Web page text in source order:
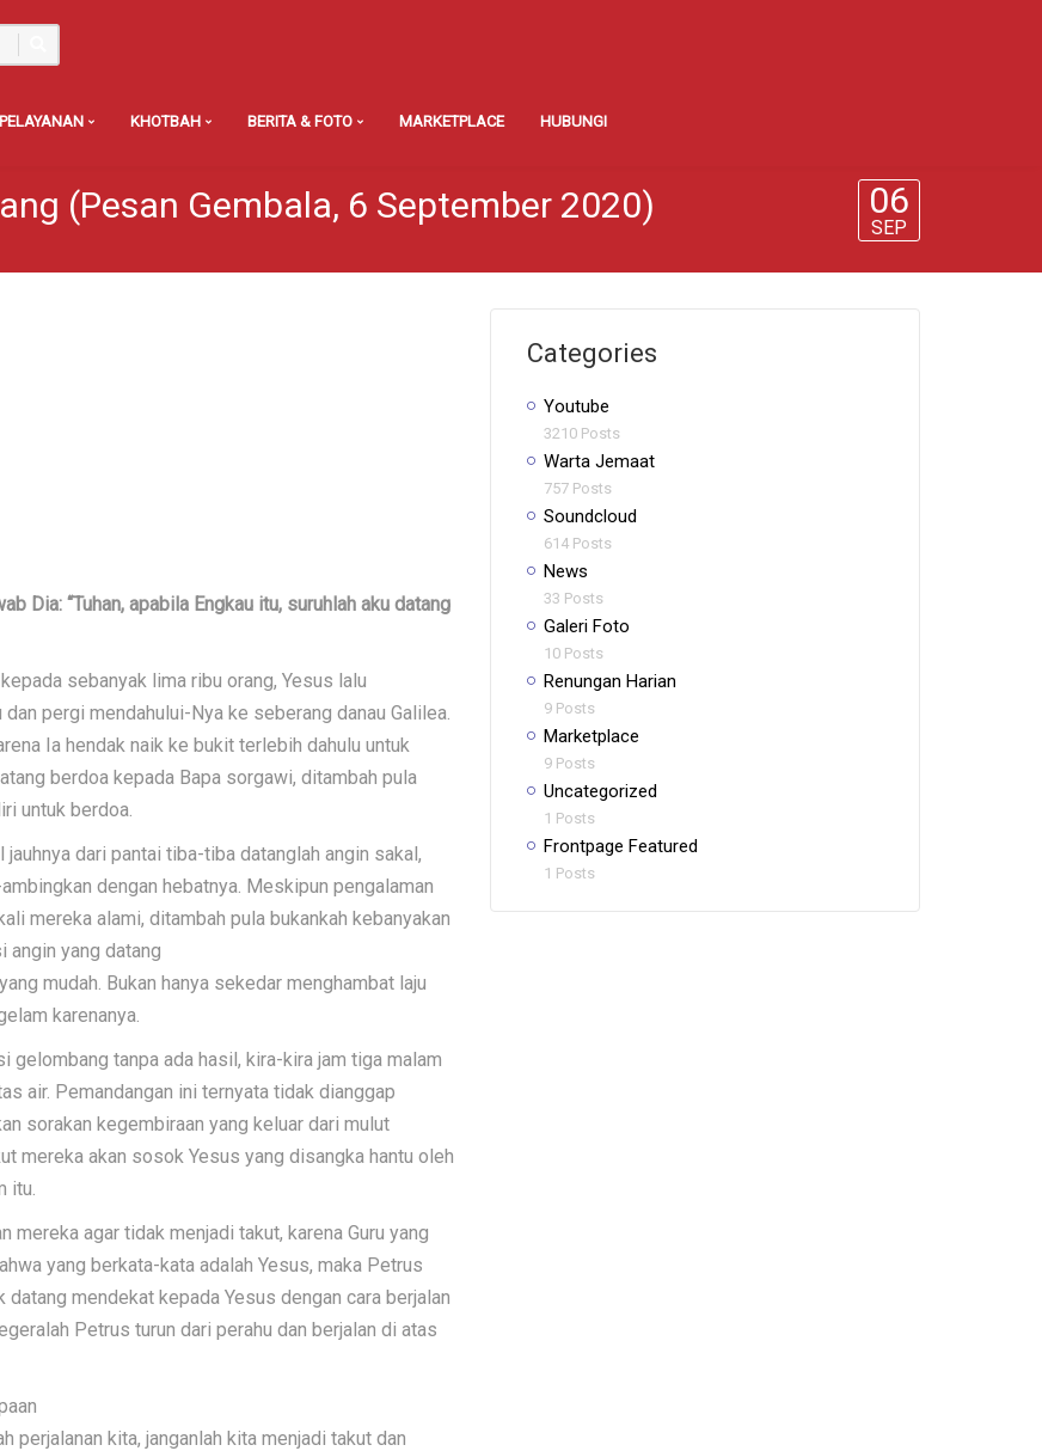
PELAYANAN KHOTBAH BERITA & FOTO MARKETPLACE HUBUNGI
(Pesan Gembala, 6 September 2020) 06
SEP
Dia: “Tuhan, apabila Engkau itu, suruhlah aku datang
sebanyak lima ribu orang, Yesus lalu
pergi mendahului-Nya ke seberang danau Galilea.
Ia hendak naik ke bukit terlebih dahulu untuk
berdoa kepada Bapa sorgawi, ditambah pula
untuk berdoa.
dari pantai tiba-tiba datanglah angin sakal,
dengan hebatnya. Meskipun pengalaman
mereka alami, ditambah pula bukankah kebanyakan
angin yang datang
mudah. Bukan hanya sekedar menghambat laju
karenanya.
gelombang tanpa ada hasil, kira-kira jam tiga malam
air. Pemandangan ini ternyata tidak dianggap
sorakan kegembiraan yang keluar dari mulut
mereka akan sosok Yesus yang disangka hantu oleh
itu.
agar tidak menjadi takut, karena Guru yang
yang berkata-kata adalah Yesus, maka Petrus
mendekat kepada Yesus dengan cara berjalan
Petrus turun dari perahu dan berjalan di atas
perjalanan kita, janganlah kita menjadi takut dan
Categories
Youtube
3210 Posts
Warta Jemaat
757 Posts
Soundcloud
614 Posts
News
33 Posts
Galeri Foto
10 Posts
Renungan Harian
9 Posts
Marketplace
9 Posts
Uncategorized
1 Posts
Frontpage Featured
1 Posts